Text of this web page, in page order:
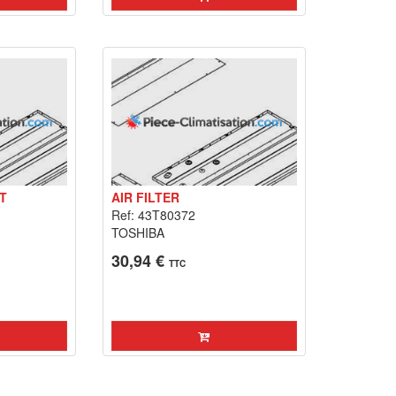
AIR FILTER
Ref: 43T80372
TOSHIBA
30,94 € TTC